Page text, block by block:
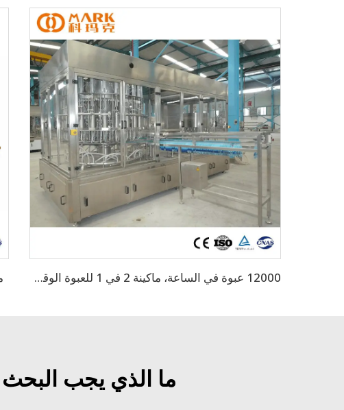
12000 عبوة في الساعة، ماكينة 2 في 1 للعبوة الوقوف الذاتي
ما الذي يجب البحث